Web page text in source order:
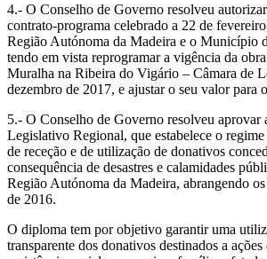
4.- O Conselho de Governo resolveu
contrato-programa celebrado a 22 de
Região Autónoma da Madeira e o Município
tendo em vista reprogramar a vigência da
Muralha na Ribeira do Vigário – Câmara de
dezembro de 2017, e ajustar o seu valor para
5.- O Conselho de Governo resolveu aprovar
Legislativo Regional, que estabelece o
de receção e de utilização de donativos
consequência de desastres e calamidades
Região Autónoma da Madeira, abrangendo
de 2016.
O diploma tem por objetivo garantir uma
transparente dos donativos destinados a